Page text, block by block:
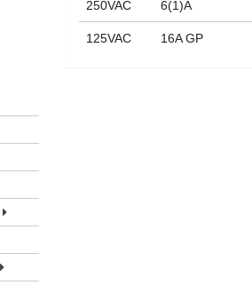
250VAC 6(1)A
125VAC 16A GP